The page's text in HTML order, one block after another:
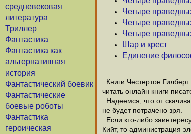
средневековая
литература
Триллер
Фантастика
Фантастика как
альтернативная
история
Фантастический боевик
Фантастические
боевые роботы
Фантастика
героическая
Четыре
Четыре
Четыре
Шар и крест
Единение
Книги Честертон
читать онлайн книги
Надеемся, что от
не будет потрачено зря.
Если кто-либо
Кийт, то администрация